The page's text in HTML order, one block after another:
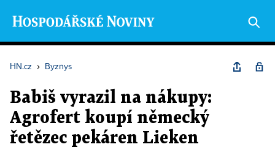
HN.cz › Byznys
Babiš vyrazil na nákupy:
Agrofert koupí německý
řetězec pekáren Lieken